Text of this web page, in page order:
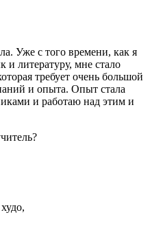
Уже с того времени, как я
и литературу, мне стало
требует очень большой
и опыта. Опыт стала
и работаю над этим и